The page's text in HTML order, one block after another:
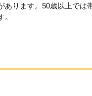
ります。50歳以上では